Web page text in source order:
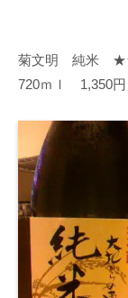
菊文明 純米
720ｍｌ 1,350